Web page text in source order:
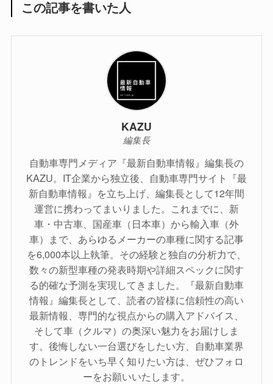
この記事を書いた人
KAZU
編集長
自動車専門メディア『最新自動車情報』編集長の
KAZU。IT企業から独立後、自動車専門サイト『最
新自動車情報』を立ち上げ、編集長として12年間
運営に携わってまいりました。これまでに、新
車・中古車、国産車（日本車）から輸入車（外
車）まで、あらゆるメーカーの車種に関する記事
を6,000本以上執筆。その経験と独自の分析力で、
数々の新型車種の発表時期や詳細スペックに関す
る的確な予測を実現してきました。『最新自動車
情報』編集長として、読者の皆様に信頼性の高い
最新情報、専門的な視点からの購入アドバイス、
そして車（クルマ）の奥深い魅力をお届けしま
す。後悔しない一台選びをしたい方、自動車業界
のトレンドをいち早く知りたい方は、ぜひフォロ
ーをお願いいたします。